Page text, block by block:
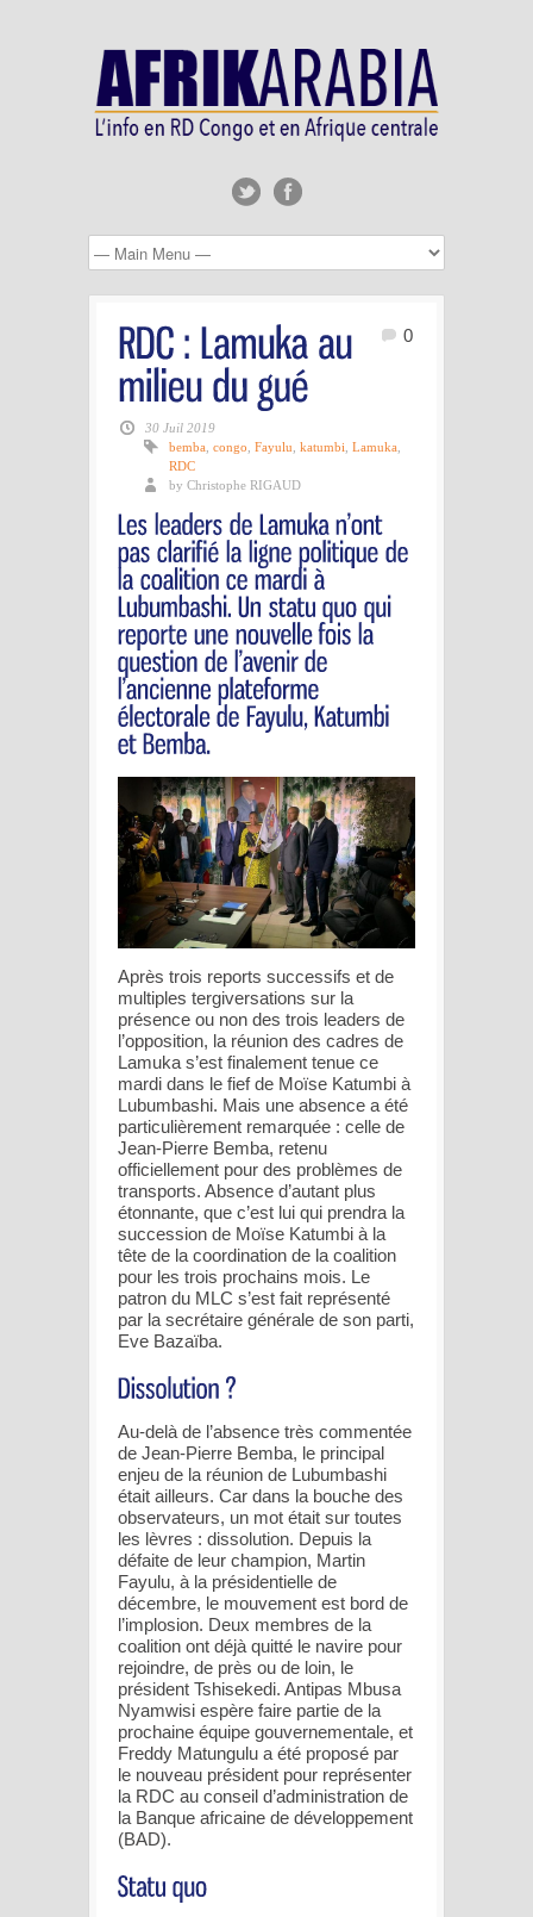
0
30 Juil 2019
bemba congo Fayulu katumbi Lamuka
RDC
by Christophe RIGAUD
Après trois reports successifs et de
multiples tergiversations sur la
présence ou non des trois leaders de
l’opposition, la réunion des cadres de
Lamuka s’est finalement tenue ce
mardi dans le fief de Moïse Katumbi à
Lubumbashi. Mais une absence a été
particulièrement remarquée : celle de
Jean-Pierre Bemba, retenu
officiellement pour des problèmes de
transports. Absence d’autant plus
étonnante, que c’est lui qui prendra la
succession de Moïse Katumbi à la
tête de la coordination de la coalition
pour les trois prochains mois. Le
patron du MLC s’est fait représenté
par la secrétaire générale de son parti,
Eve Bazaïba.
Au-delà de l’absence très commentée
de Jean-Pierre Bemba, le principal
enjeu de la réunion de Lubumbashi
était ailleurs. Car dans la bouche des
observateurs, un mot était sur toutes
les lèvres : dissolution. Depuis la
défaite de leur champion, Martin
Fayulu, à la présidentielle de
décembre, le mouvement est bord de
l’implosion. Deux membres de la
coalition ont déjà quitté le navire pour
rejoindre, de près ou de loin, le
président Tshisekedi. Antipas Mbusa
Nyamwisi espère faire partie de la
prochaine équipe gouvernementale, et
Freddy Matungulu a été proposé par
le nouveau président pour représenter
la RDC au conseil d’administration de
la Banque africaine de développement
(BAD).